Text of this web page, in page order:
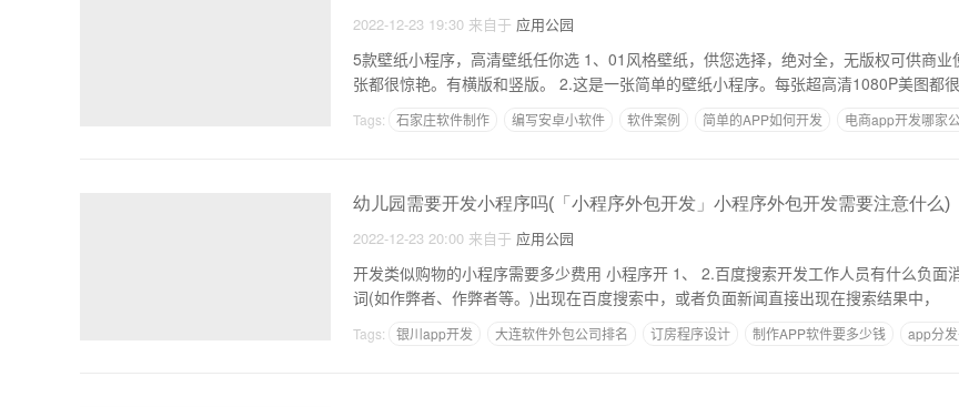
2022-12-23 19:30 来自于 应用公园
5款壁纸小程序，高清壁纸任你选 1、01风格壁纸，供您选择，绝对全，无版权可供商业使用。壁纸不多，但每一
张都很惊艳。有横版和竖版。 2.这是一张简单的壁纸小程序。每张超高清1080P美图都很
Tags: 石家庄软件制作 编写安卓小软件 软件案例 简单的APP如何开发
电商app开发哪家
幼儿园需要开发小程序吗(「小程序外包开发」小程序外包开发需要注意什么)
2022-12-23 20:00 来自于 应用公园
开发类似购物的小程序需要多少费用 小程序开 1、 2.百度搜索开发工作人员有什么负面消息吗？如果关键字相关
词(如作弊者、作弊者等。)出现在百度搜索中，或者负面新闻直接出现在搜索结果中，
Tags: 银川app开发 大连软件外包公司排名 订房程序设计 制作APP软件要多少钱
app分